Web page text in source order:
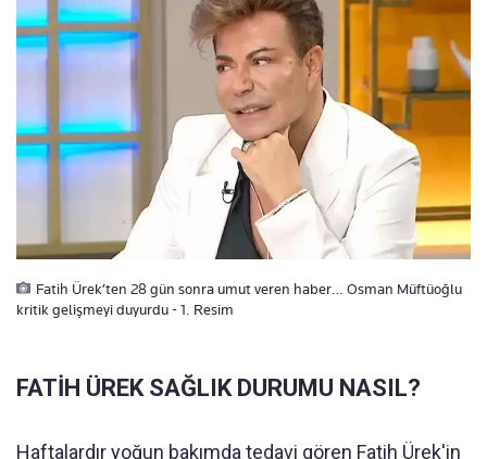
Fatih Ürek’ten 28 gün sonra umut veren haber… Osman Müftüoğlu
kritik gelişmeyi duyurdu - 1. Resim
FATİH ÜREK SAĞLIK DURUMU NASIL?
Haftalardır yoğun bakımda tedavi gören Fatih Ürek'in